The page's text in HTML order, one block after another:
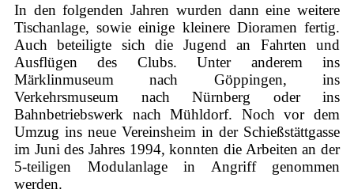
In den folgenden Jahren wurden dann eine weitere
Tischanlage, sowie einige kleinere Dioramen fertig.
Auch beteiligte sich die Jugend an Fahrten und
Ausflügen des Clubs. Unter anderem ins
Märklinmuseum nach Göppingen, ins
Verkehrsmuseum nach Nürnberg oder ins
Bahnbetriebswerk nach Mühldorf. Noch vor dem
Umzug ins neue Vereinsheim in der Schießstättgasse
im Juni des Jahres 1994, konnten die Arbeiten an der
5-teiligen Modulanlage in Angriff genommen
werden.